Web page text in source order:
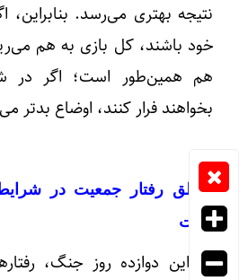
نتیجه بهتری می‌رسد.
خود باشند، کل بازی به هم
هم همین‌طور است؛ اگر در
بخواهند فرار کنند، اوضاع بدتر
منطق رفتار جمعیت در
است
در این دوازده روز جنگ،